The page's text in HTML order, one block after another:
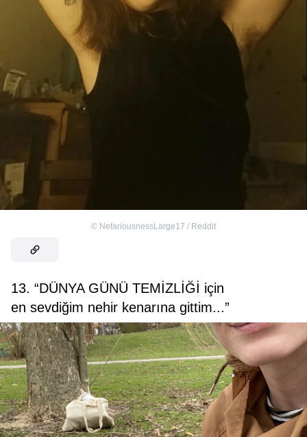
© NefariousnessLarge17 / Reddit
13. “DÜNYA GÜNÜ TEMİZLİĞİ için
en sevdiğim nehir kenarına gittim...”